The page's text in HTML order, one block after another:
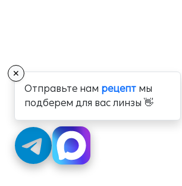
✕
Отправьте нам рецепт мы
подберем для вас линзы 👋